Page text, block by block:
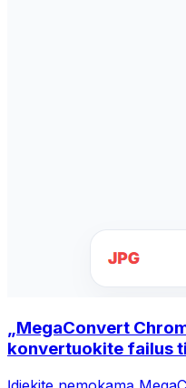
„MegaConvert
konvertuokite failus